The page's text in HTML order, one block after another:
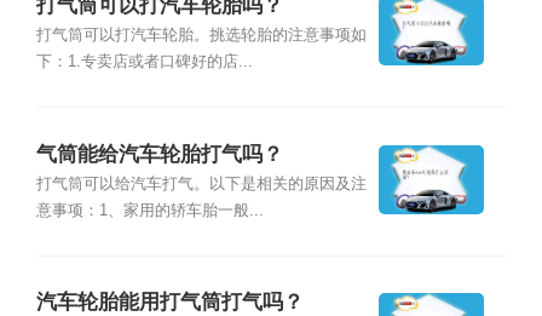
打气筒可以打汽车轮胎吗？
打气筒可以打汽车轮胎。挑选轮胎的注意事项如
下：1.专卖店或者口碑好的店...
气筒能给汽车轮胎打气吗？
打气筒可以给汽车打气。以下是相关的原因及注
意事项：1、家用的轿车胎一般...
汽车轮胎能用打气筒打气吗？